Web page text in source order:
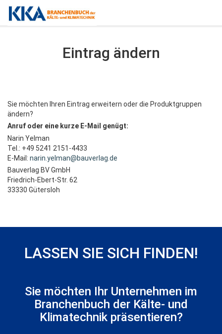
Eintrag ändern
Sie möchten Ihren Eintrag erweitern oder die Produktgruppen
ändern?
Anruf oder eine kurze E-Mail genügt:
Narin Yelman
Tel.: +49 5241 2151-4433
E-Mail: narin.yelman@bauverlag.de
Bauverlag BV GmbH
Friedrich-Ebert-Str. 62
33330 Gütersloh
LASSEN SIE SICH FINDEN!
Sie möchten Ihr Unternehmen im
Branchenbuch der Kälte- und
Klimatechnik präsentieren?